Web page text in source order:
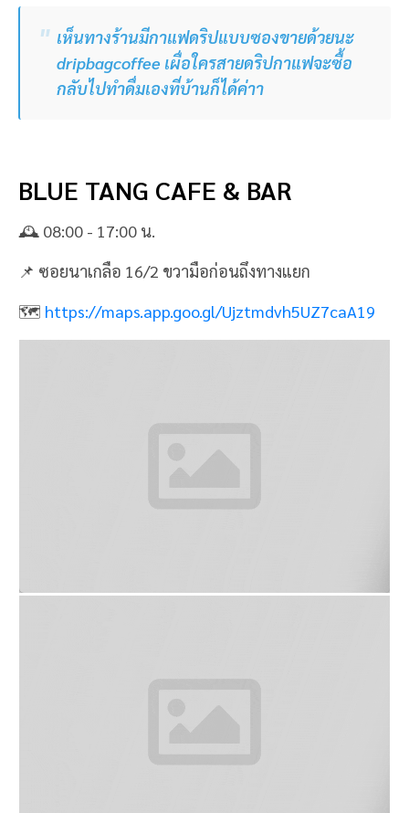
เห็นทางร้านมีกาแฟดริปแบบซองขายด้วยนะ
dripbagcoffee เผื่อใครสายดริปกาแฟจะซื้อ
กลับไปทำดื่มเองที่บ้านก็ได้ค่าา
BLUE TANG CAFE & BAR
🕰 08:00 - 17:00 น.
📌 ซอยนาเกลือ 16/2 ขวามือก่อนถึงทางแยก
🗺 https://maps.app.goo.gl/Ujztmdvh5UZ7caA19